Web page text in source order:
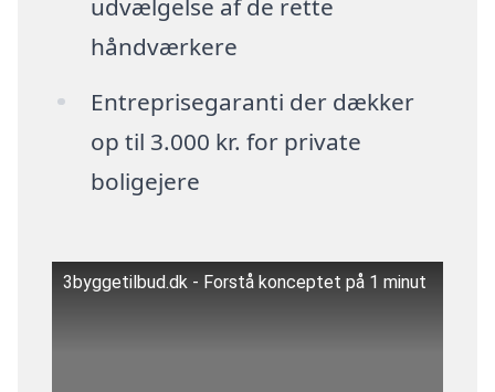
udvælgelse af de rette
håndværkere
Entreprisegaranti der dækker
op til 3.000 kr. for private
boligejere
3byggetilbud.dk - Forstå konceptet på 1 minut